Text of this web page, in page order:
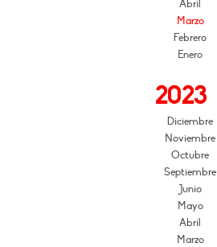
Abril
Marzo
Febrero
Enero
2023
Diciembre
Noviembre
Octubre
Septiembre
Junio
Mayo
Abril
Marzo